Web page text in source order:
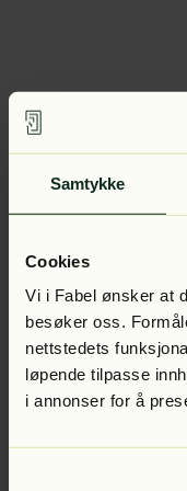
Samtykke
Cookies
Vi i Fabel ønsker at
besøker oss.
nettstedets
løpende tilpasse
i annonser for å